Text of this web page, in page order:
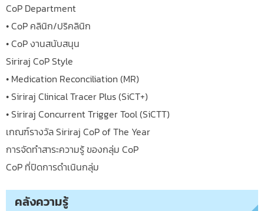
CoP Department
• CoP คลินิก/ปริคลินิก
• CoP งานสนับสนุน
Siriraj CoP Style
• Medication Reconciliation (MR)
• Siriraj Clinical Tracer Plus (SiCT+)
• Siriraj Concurrent Trigger Tool (SiCTT)
เกณฑ์รางวัล Siriraj CoP of The Year
การจัดทำสาระความรู้ ของกลุ่ม CoP
CoP ที่ปิดการดำเนินกลุ่ม
คลังความรู้